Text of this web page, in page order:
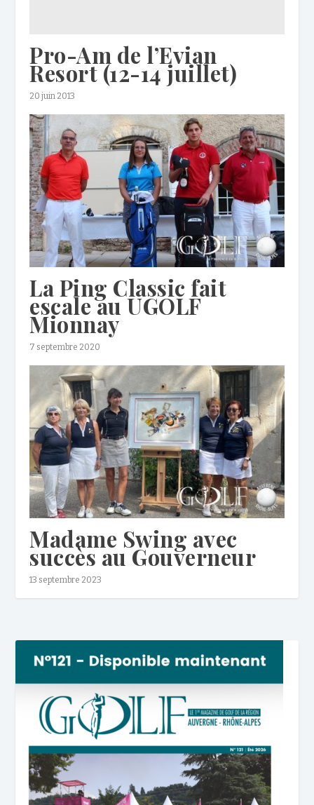
Pro-Am de l’Evian
Resort (12-14 juillet)
20 juin 2013
La Ping Classic fait
escale au UGOLF
Mionnay
7 septembre 2020
Madame Swing avec
succès au Gouverneur
13 septembre 2023